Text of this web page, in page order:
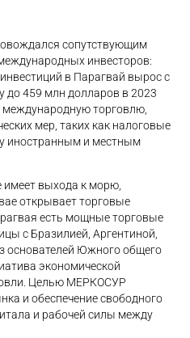
сопутствующим
инвесторов:
в Парагвай вырос с
до 459 млн долларов в 2023
международную торговлю,
мер, таких как налоговые
иностранным и местным
имеет выхода к морю,
открывает торговые
есть мощные торговые
с Бразилией, Аргентиной,
основателей Южного общего
экономической
Целью МЕРКОСУР
и обеспечение свободного
и рабочей силы между